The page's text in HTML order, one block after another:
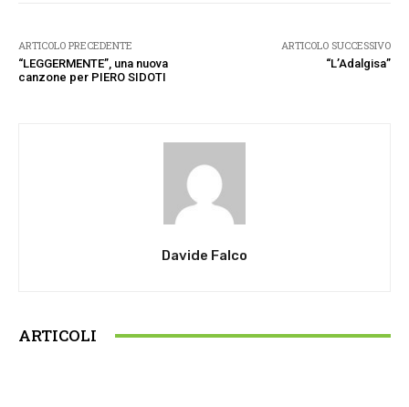
ARTICOLO PRECEDENTE
“LEGGERMENTE”, una nuova
canzone per PIERO SIDOTI
ARTICOLO SUCCESSIVO
“L’Adalgisa”
Davide Falco
ARTICOLI